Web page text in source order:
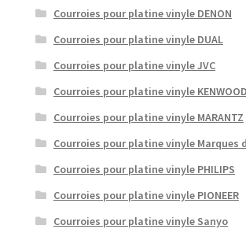
Courroies pour platine vinyle DENON
Courroies pour platine vinyle DUAL
Courroies pour platine vinyle JVC
Courroies pour platine vinyle KENWOOD
Courroies pour platine vinyle MARANTZ
Courroies pour platine vinyle Marques
Courroies pour platine vinyle PHILIPS
Courroies pour platine vinyle PIONEER
Courroies pour platine vinyle Sanyo